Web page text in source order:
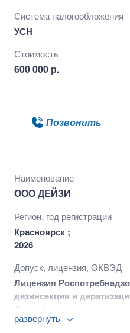
Система налогообложения
УСН
Стоимость
600 000 р.
Позвонить
Наименование
ООО ДЕЙЗИ
Регион, год регистрации
Красноярск ;
2026
Допуск, лицензия, ОКВЭД
Лицензия
дезинсекция и
промышленного
развернуть